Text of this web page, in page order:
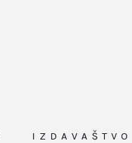
IZDAVAŠTVO